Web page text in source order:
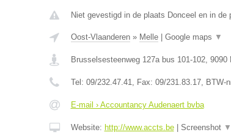
Niet gevestigd in de plaats Donceel en in de
Oost-Vlaanderen» Melle| Google maps ▼
Brusselsesteenweg 127a bus 101-102, 9090
Tel: 09/232.47.41, Fax: 09/231.83.17, BTW-
E-mail › Accountancy Audenaert bvba
Website: http://www.accts.be| Screenshot ▼